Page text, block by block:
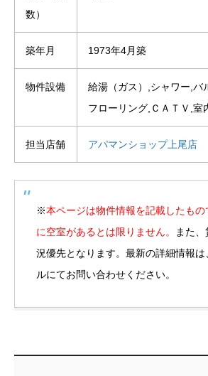
数）
築年月 1973年4月築
物件設備
給湯（ガス）,シャワー,バ
フローリング,ＣＡＴＶ,室
担当店舗 アパマンショップ上尾店
※本ページは物件情報を記載したも
に空室があるとは限りません。
また
況優先となります。最新の詳細情報は
ルにてお問い合わせください。